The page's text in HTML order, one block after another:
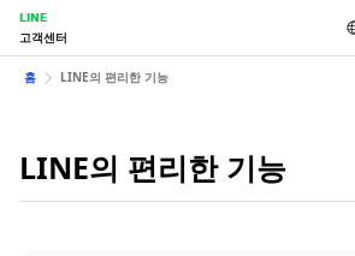
LINE
고객센터
홈 LINE의 편리한 기능
LINE의 편리한 기능